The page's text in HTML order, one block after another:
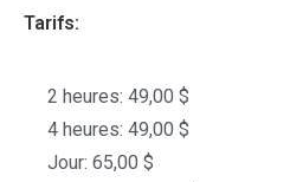
Tarifs:
2 heures: 49,00 $
4 heures: 49,00 $
Jour: 65,00 $